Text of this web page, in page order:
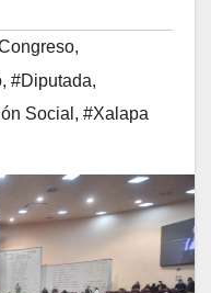
,
, #Diputada,
Social , #Xalapa